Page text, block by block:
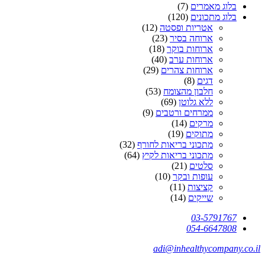
בלוג מאמרים (7)
בלוג מתכונים (120)
אטריות ופסטה (12)
ארוחה בסיר (23)
ארוחות בוקר (18)
ארוחות ערב (40)
ארוחות צהרים (29)
דגים (8)
חלבון מהצומח (53)
ללא גלוטן (69)
ממרחים ורטבים (9)
מרקים (14)
מתוקים (19)
מתכוני בריאות לחורף (32)
מתכוני בריאות לקיץ (64)
סלטים (21)
עופות ובקר (10)
קציצות (11)
שייקים (14)
03-5791767
054-6647808
adi@inhealthycompany.co.il